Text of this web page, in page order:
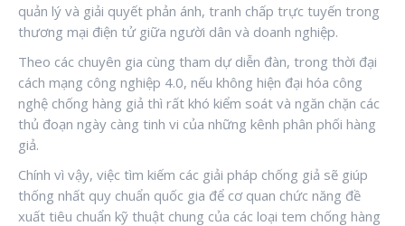
quản lý và giải quyết phản ánh, tranh chấp trực tuyến trong
thương mại điện tử giữa người dân và doanh nghiệp.
Theo các chuyên gia cùng tham dự diễn đàn, trong thời đại
cách mạng công nghiệp 4.0, nếu không hiện đại hóa công
nghệ chống hàng giả thì rất khó kiểm soát và ngăn chặn các
thủ đoạn ngày càng tinh vi của những kênh phân phối hàng
giả.
Chính vì vậy, việc tìm kiếm các giải pháp chống giả sẽ giúp
thống nhất quy chuẩn quốc gia để cơ quan chức năng đề
xuất tiêu chuẩn kỹ thuật chung của các loại tem chống hàng